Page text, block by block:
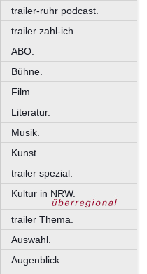
trailer-ruhr podcast.
trailer zahl-ich.
ABO.
Bühne.
Film.
Literatur.
Musik.
Kunst.
trailer spezial.
Kultur in NRW.
trailer Thema.
Auswahl.
Augenblick